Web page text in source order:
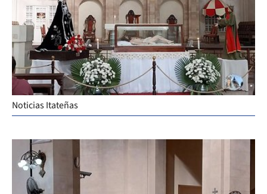
Noticias Itateñas